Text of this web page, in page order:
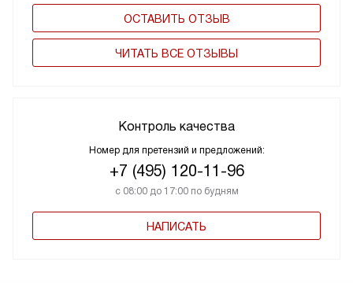
ОСТАВИТЬ ОТЗЫВ
ЧИТАТЬ ВСЕ ОТЗЫВЫ
Контроль качества
Номер для претензий и предложений:
+7 (495) 120-11-96
с 08:00 до 17:00 по будням
НАПИСАТЬ